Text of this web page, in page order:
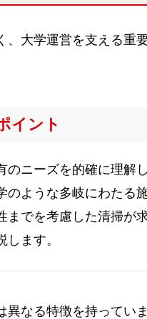
大学運営を支える重
イント
ニーズを的確に理解
ような多岐にわたる
でを考慮した清掃が
ます。
なる特徴を持ってい